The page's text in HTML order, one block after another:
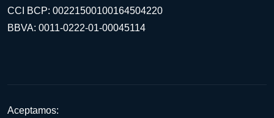
CCI BCP: 00221500100164504220
BBVA: 0011-0222-01-00045114
Aceptamos: